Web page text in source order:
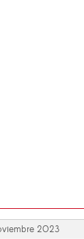
2023